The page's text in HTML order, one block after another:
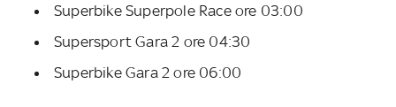
Superbike Superpole Race ore 03:00
Supersport Gara 2 ore 04:30
Superbike Gara 2 ore 06:00